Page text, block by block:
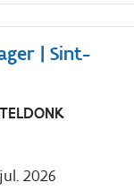
| Sint-
2026